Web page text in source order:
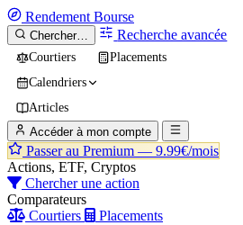
Rendement Bourse
Chercher… Recherche avancée
Courtiers
Placements
Calendriers
Articles
Accéder à mon compte
Passer au Premium — 9.99€/mois
Actions, ETF, Cryptos
Chercher une action
Comparateurs
Courtiers
Placements